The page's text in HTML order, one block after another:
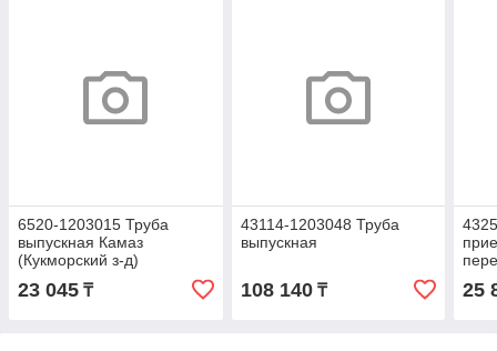
6520-1203015 Труба
выпускная Камаз
(Кукморский з-д)
23 045 ₸
43114-1203048 Труба
выпускная
108 140₸ 25